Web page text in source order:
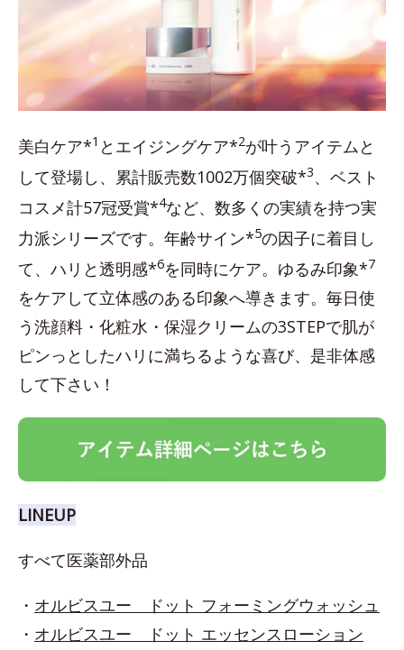
美白ケア*1 とエイジングケア*2が叶うアイテムと
して登場し、累計販売数1002万個突破*3、ベスト
コスメ計57冠受賞*4など、数多くの実績を持つ実
力派シリーズです。年齢サイン*5の因子に着目し
て、ハリと透明感*6を同時にケア。ゆるみ印象*7
をケアして立体感のある印象へ導きます。毎日使
う洗顔料・化粧水・保湿クリームの3STEPで肌が
ピンっとしたハリに満ちるような喜び、是非体感
して下さい！
LINEUP
すべて医薬部外品
・ オルビスユー ドット フォーミングウォッシュ
・ オルビスユー ドット エッセンスローション